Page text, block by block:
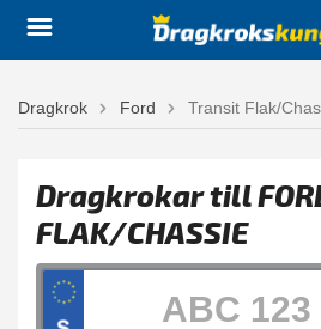
Dragkrok Ford Transit Flak/
Dragkrokar till
FLAK/CHASSIE